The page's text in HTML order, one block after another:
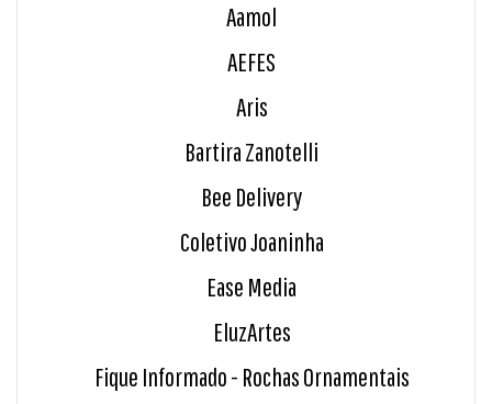
Aamol
AEFES
Aris
Bartira Zanotelli
Bee Delivery
Coletivo Joaninha
Ease Media
EluzArtes
Fique Informado - Rochas Ornamentais